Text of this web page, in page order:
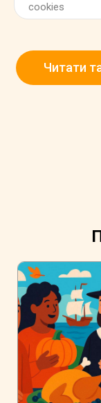
cookies
Читати